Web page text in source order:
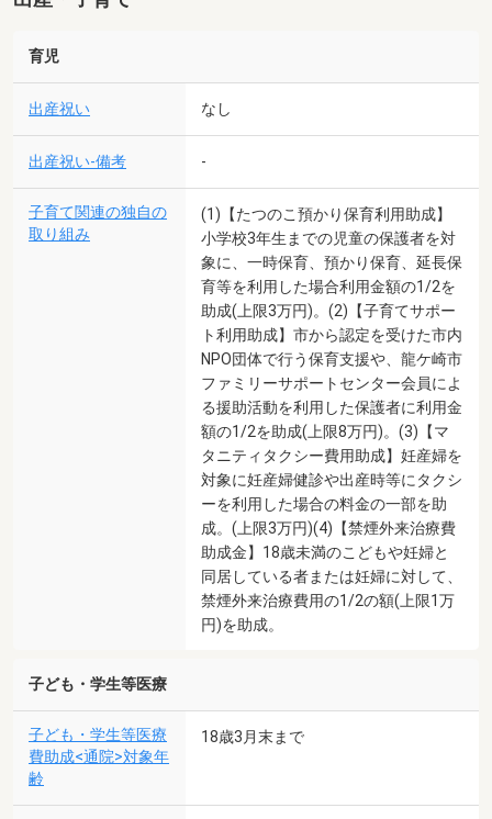
育児
出産祝い なし
出産祝い-備考 -
子育て関連の独自の
取り組み
(1)【たつのこ預かり保育利用助成】
小学校3年生までの児童の保護者を対
象に、一時保育、預かり保育、延長保
育等を利用した場合利用金額の1/2を
助成(上限3万円)。(2)【子育てサポー
ト利用助成】市から認定を受けた市内
NPO団体で行う保育支援や、龍ケ崎市
ファミリーサポートセンター会員によ
る援助活動を利用した保護者に利用金
額の1/2を助成(上限8万円)。(3)【マ
タニティタクシー費用助成】妊産婦を
対象に妊産婦健診や出産時等にタクシ
ーを利用した場合の料金の一部を助
成。(上限3万円)(4)【禁煙外来治療費
助成金】18歳未満のこどもや妊婦と
同居している者または妊婦に対して、
禁煙外来治療費用の1/2の額(上限1万
円)を助成。
子ども・学生等医療
子ども・学生等医療
費助成<通院>対象年
齢
18歳3月末まで